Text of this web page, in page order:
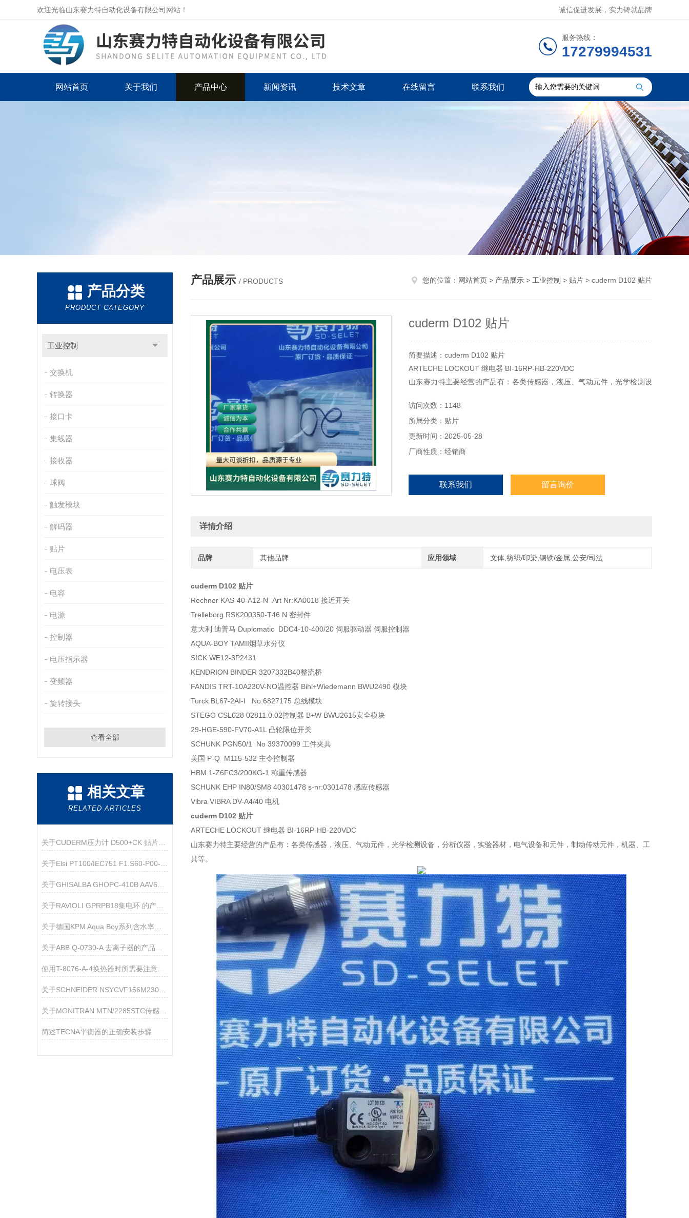
欢迎光临山东赛力特自动化设备有限公司网站！ 诚信促进发展，实力铸就品牌
服务热线：
17279994531
网站首页 关于我们 产品中心 新闻资讯 技术文章 在线留言 联系我们
产品分类
PRODUCT CATEGORY
工业控制
交换机
转换器
接口卡
集线器
接收器
球阀
触发模块
解码器
贴片
电压表
电容
电源
控制器
电压指示器
变频器
旋转接头
查看全部
相关文章
RELATED ARTICLES
关于CUDERM压力计 D500+CK 贴片D100的介绍
关于RAVIOLI GPRPB18集电环 的产品介绍
使用T-8076-A-4换热器时所需要注意的事项介绍
关于MONITRAN MTN/2285STC传感器的产品介绍
简述TECNA平衡器的正确安装步骤
产品展示 / PRODUCTS 您的位置： 网站首页 > 产品展示 > 工业控制 > 贴片 > cuderm D102 贴片
cuderm D102 贴片
简要描述：cuderm D102 贴片
ARTECHE LOCKOUT 继电器 BI-16RP-HB-220VDC
山东赛力特主要经营的产品有：各类传感器，液压、气动元件，光学检测设
等。
访问次数：1148
所属分类：贴片
更新时间：2025-05-28
厂商性质：经销商
联系我们 留言询价
详情介绍
品牌 其他品牌 应用领域 文体,纺织/印染,钢铁/金属,公安/司法
cuderm D102 贴片
Rechner KAS-40-A12-N Art Nr:KA0018 接近开关
Trelleborg RSK200350-T46 N 密封件
意大利 迪普马 Duplomatic DDC4-10-400/20 伺服驱动器 伺服控制器
AQUA-BOY TAMII烟草水分仪
SICK WE12-3P2431
KENDRION BINDER 3207332B40整流桥
FANDIS TRT-10A230V-NO温控器 Bihl+Wiedemann BWU2490 模块
Turck BL67-2AI-I No.6827175 总线模块
STEGO CSL028 02811.0.02控制器 B+W BWU2615安全模块
29-HGE-590-FV70-A1L 凸轮限位开关
SCHUNK PGN50/1 No 39370099 工件夹具
美国 P-Q M115-532 主令控制器
HBM 1-Z6FC3/200KG-1 称重传感器
SCHUNK EHP IN80/SM8 40301478 s-nr:0301478 感应传感器
Vibra VIBRA DV-A4/40 电机
cuderm D102 贴片
ARTECHE LOCKOUT 继电器 BI-16RP-HB-220VDC
山东赛力特主要经营的产品有：各类传感器，液压、气动元件，光学检测设备，分析仪器，实验器材，电气设备和元件，制动传动元件，机器、工
具等。